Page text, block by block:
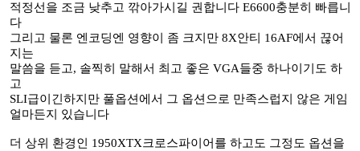
적정선을 조금 낮추고 깎아가시길 권합니다 E6600충분히 빠릅니
다
그리고 물론 엔코딩엔 영향이 좀 크지만 8X안티 16AF에서 끊어
지는
말씀을 듣고, 솔찍히 말해서 최고 좋은 VGA들중 하나이기도 하
고
SLI급이긴하지만 풀옵션에서 그 옵션으로 만족스럽지 않은 게임
얼마든지 있습니다
더 상위 환경인 1950XTX크로스파이어를 하고도 그정도 옵션을